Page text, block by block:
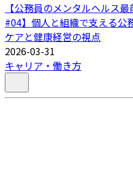
【公務員のメンタルヘルス
#04】個人と組織で支える
ケアと健康経営の視点
2026-03-31
キャリア・働き方